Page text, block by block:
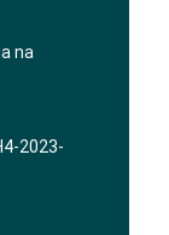
na
2023-